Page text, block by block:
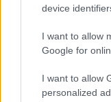
device
I want to allow
Google for
I want to allow
personalized